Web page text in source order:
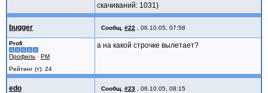
db = DmOpenDatabase (0, id,
h3 = DmGetRecord (db, 2);
p2 = MemHandleLock (h2);
p3 = MemHandleLock (h3);
DmWrite (p3, 0, &buf, 4);
скачиваний: 1031)
bugger Сообщ. #22 06.10.05, 07:58
Profi
Профиль · PM
Рейтинг (т): 24
а на какой строчке вылетает?
edo Сообщ. #23 06.10.05, 08:15